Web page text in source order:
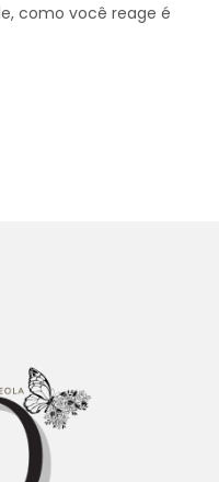
como você reage é